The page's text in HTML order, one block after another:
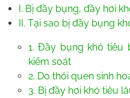
I. Bị đầy bụng, đầy hơi
II. Tại sao bị đầy bụng
1. Đầy bụng khó tiêu
kiểm soát
2. Do thói quen sinh
3. Bị đầy hơi khó tiêu